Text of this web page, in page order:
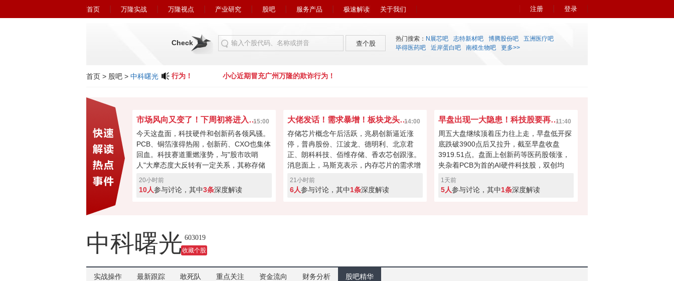
注册 登录
首页 万隆实战 万隆视点 产业研究 股吧 服务产品 极速解读 关于我们
Check 查个股
热门搜索： N展芯吧 志特新材吧 博腾股份吧
五洲医疗吧
毕得医药吧
近岸蛋白吧 南模生物吧 更多>>
首页 > 股吧 > 中科曙光
小心近期冒充广州万隆的欺诈行为！ 小心近期冒充广州万隆的欺诈行为！
市场风向又变了！下周初将进入关键窗口？15:00
今天这盘面，科技硬件和创新药各领风骚。
PCB、铜箔涨得热闹，创新药、CXO也集体
回血。科技赛道重燃涨势，与"股市吹哨
人"大摩态度大反转有一定关系，其称存储
最悲观过去，市场焦点要转向资本回馈，回
购、现金流或将成新催化。经过本周的连续
20小时前
10人参与讨论，其中3条深度解读
大佬发话！需求暴增！板块龙头冲击涨停？14:00
存储芯片概念午后活跃，兆易创新逼近涨
停，普冉股份、江波龙、德明利、北京君
正、朗科科技、佰维存储、香农芯创跟涨。
消息面上，马斯克表示，内存芯片的需求增
长速度远远超过了供应增速。马斯克对存储
芯片的需求状况具备很强的发言权，因为特
21小时前
6人参与讨论，其中1条深度解读
早盘出现一大隐患！科技股要再次吸干大盘？11:40
周五大盘继续顶着压力往上走，早盘低开探
底跌破3900点后又拉升，截至早盘收盘
3919.51点。盘面上创新药等医药股领涨，
夹杂着PCB为首的AI硬件科技股，双创均
涨。科技股本次反弹力度不小，但早盘成交
缩量700多亿，如此下去会不会无法撑起大
1天前
5人参与讨论，其中1条深度解读
中科曙光 603019
收藏个股
实战操作 最新跟踪 敢死队 重点关注 资金流向 财务分析 股吧精华